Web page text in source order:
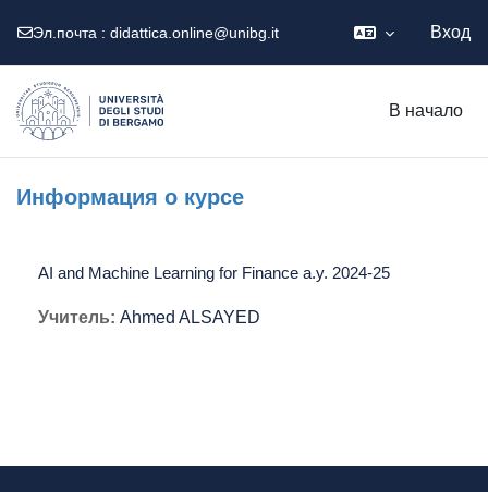
Эл.почта : didattica.online@unibg.it Вход
В начало
Информация о курсе
AI and Machine Learning for Finance a.y. 2024-25
Учитель: Ahmed ALSAYED